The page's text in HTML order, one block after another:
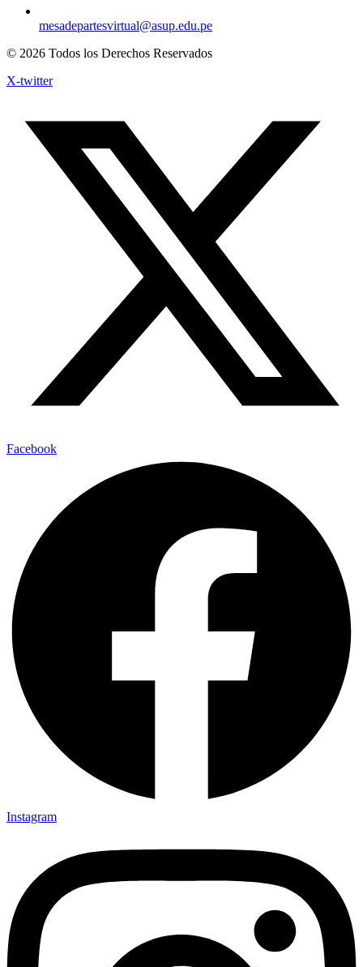
mesadepartesvirtual@asup.edu.pe
© 2026 Todos los Derechos Reservados
X-twitter
Facebook
Instagram